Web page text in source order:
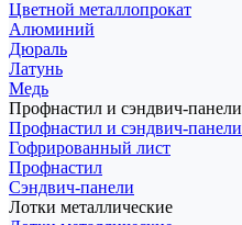
Цветной металлопрокат
Алюминий
Дюраль
Латунь
Медь
Профнастил и сэндвич-панели
Профнастил и сэндвич-панели
Гофрированный лист
Профнастил
Сэндвич-панели
Лотки металлические